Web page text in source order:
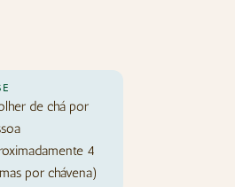
de chá por
4
por chávena)